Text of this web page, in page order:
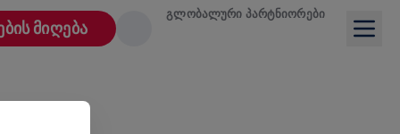
ᲛᲘᲦᲔᲑᲐ
ᲒᲚᲝᲑᲐᲚᲣᲠᲘ ᲞᲐᲠᲢᲜᲘᲝᲠᲔᲑᲘ